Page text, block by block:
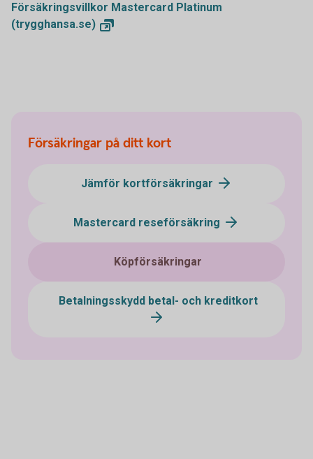
Försäkringsvillkor Mastercard Platinum
(trygghansa.se)
Försäkringar på ditt kort
Jämför kortförsäkringar
Mastercard reseförsäkring
Köpförsäkringar
Betalningsskydd betal- och kreditkort